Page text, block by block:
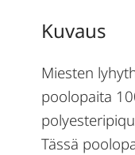
Kuvaus
Miesten
poolopaita
Tässä